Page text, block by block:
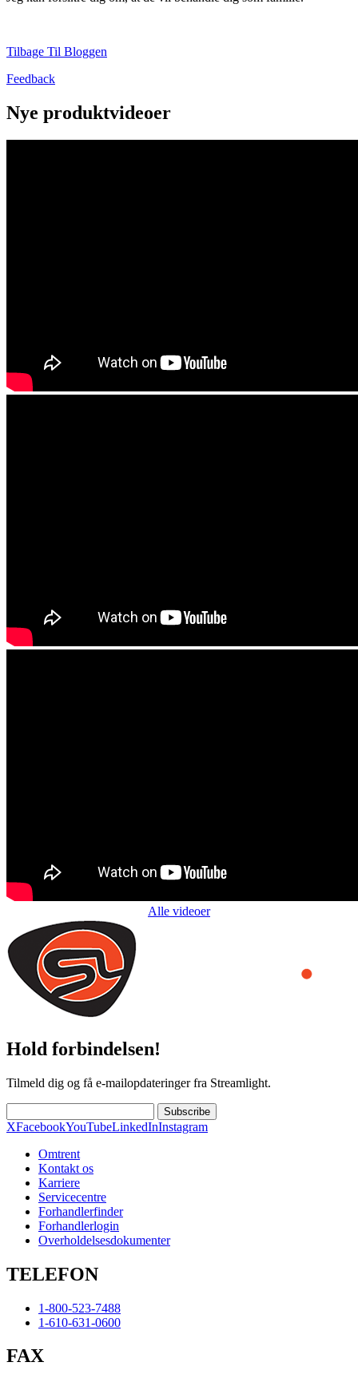
Tilbage Til Bloggen
Feedback
Nye produktvideoer
Alle videoer
Hold forbindelsen!
Tilmeld dig og få e-mailopdateringer fra Streamlight.
Subscribe
XFacebookYouTubeLinkedInInstagram
Omtrent
Kontakt os
Karriere
Servicecentre
Forhandlerfinder
Forhandlerlogin
Overholdelsesdokumenter
TELEFON
1-800-523-7488
1-610-631-0600
FAX